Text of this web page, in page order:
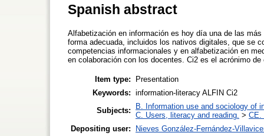
Spanish abstract
Alfabetización en información es hoy día una de las
forma adecuada, incluidos los nativos digitales, que se
competencias informacionales y en alfabetización en
en colaboración con los docentes. Ci2 es el acrónimo
Item type:
Presentation
Keywords: information-literacy ALFIN Ci2
Subjects:
B. Information use and sociology of
C. Users, literacy and reading. > CE.
Depositing user:
Nieves González-Fernández-